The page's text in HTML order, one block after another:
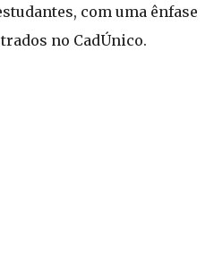
com uma ênfase
no CadÚnico.